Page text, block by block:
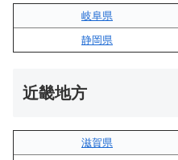
岐阜県
静岡県
近畿地方
滋賀県